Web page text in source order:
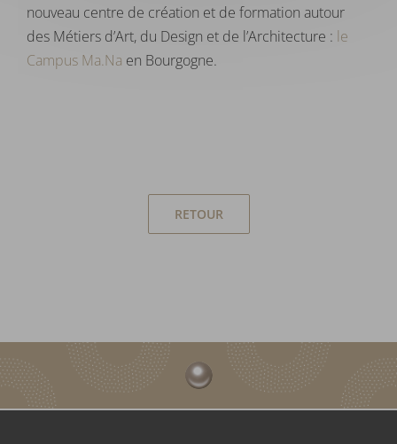
nouveau centre de création et de formation autour
des Métiers d’Art, du Design et de l’Architecture : le
Campus Ma.Na en Bourgogne.
RETOUR